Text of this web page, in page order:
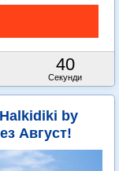
38
Секунди
by
Август!